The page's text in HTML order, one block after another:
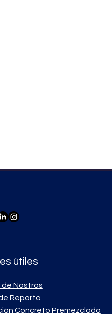
útiles
de Nostros
Reparto
Concreto Premezclado